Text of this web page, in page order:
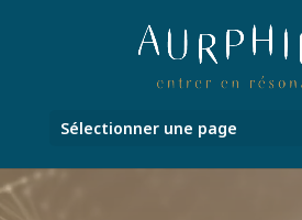
Sélectionner une page
Lecteur